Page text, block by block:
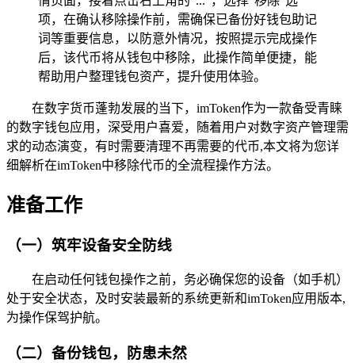
项，在确认移除操作前，需确保已备份好钱包助记
词等重要信息，以防意外情况，按照提示完成操作
后，该代币将从钱包中移除，此操作简单便捷，能
帮助用户整理钱包资产，提升使用体验。
在数字货币蓬勃发展的当下，imToken作为一款备受青睐
的数字钱包应用，深受用户喜爱，随着用户对数字资产管理需
求的动态演变，有时需要清理不再需要的代币,本文将为您详
细解析在imToken中移除代币的全流程操作方法。
准备工作
（一）筑牢设备安全防线
在启动任何钱包操作之前，务必确保您的设备（如手机）
处于安全状态，及时安装最新的系统更新和imToken应用版本,
为操作保驾护航。
（二）备份钱包，防患未然